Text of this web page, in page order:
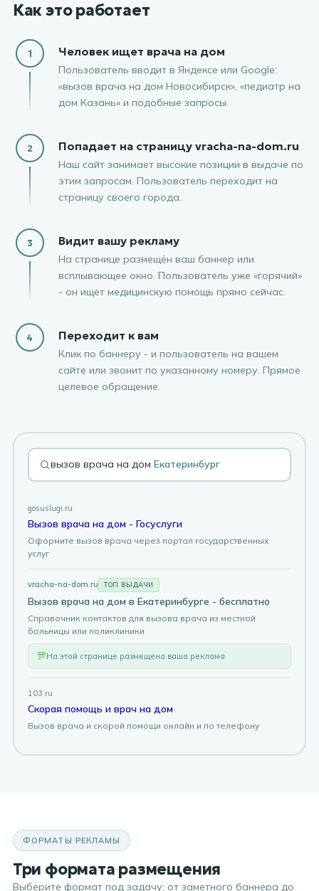
Как это работает
1 Человек ищет врача на дом
Пользователь вводит в Яндексе или Google:
«вызов врача на дом Новосибирск», «педиатр на
дом Казань» и подобные запросы.
2 Попадает на страницу vracha-na-dom.ru
Наш сайт занимает высокие позиции в выдаче по
этим запросам. Пользователь переходит на
страницу своего города.
3 Видит вашу рекламу
На странице размещён ваш баннер или
всплывающее окно. Пользователь уже «горячий»
- он ищет медицинскую помощь прямо сейчас.
4 Переходит к вам
Клик по баннеру - и пользователь на вашем
сайте или звонит по указанному номеру. Прямое
целевое обращение.
вызов врача на дом Краснодар
gosuslugi.ru
Вызов врача на дом - Госуслуги
Оформите вызов врача через портал государственных
услуг
vracha-na-dom.ru ТОП ВЫДАЧИ
Вызов врача на дом вКраснодаре- бесплатно
Справочник контактов для вызова врача из местной
больницы или поликлиники
На этой странице размещена ваша реклама
103.ru
Скорая помощь и врач на дом
Вызов врача и скорой помощи онлайн и по телефону
ФОРМАТЫ РЕКЛАМЫ
Три формата размещения
Выберите формат под задачу: от заметного баннера до